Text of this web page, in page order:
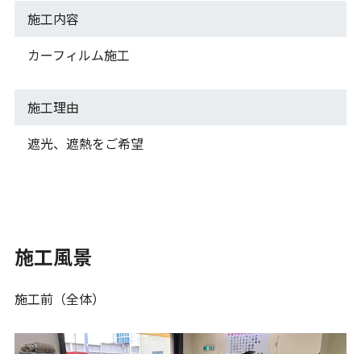
施工内容
カーフィルム施工
施工理由
遮光、遮熱をご希望
施工風景
施工前（全体）